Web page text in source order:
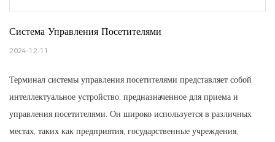
Система Управления Посетителями
2024-12-11
Терминал системы управления посетителями представляет собой
интеллектуальное устройство, предназначенное для приема и
управления посетителями. Он широко используется в различных
местах, таких как предприятия, государственные учреждения,